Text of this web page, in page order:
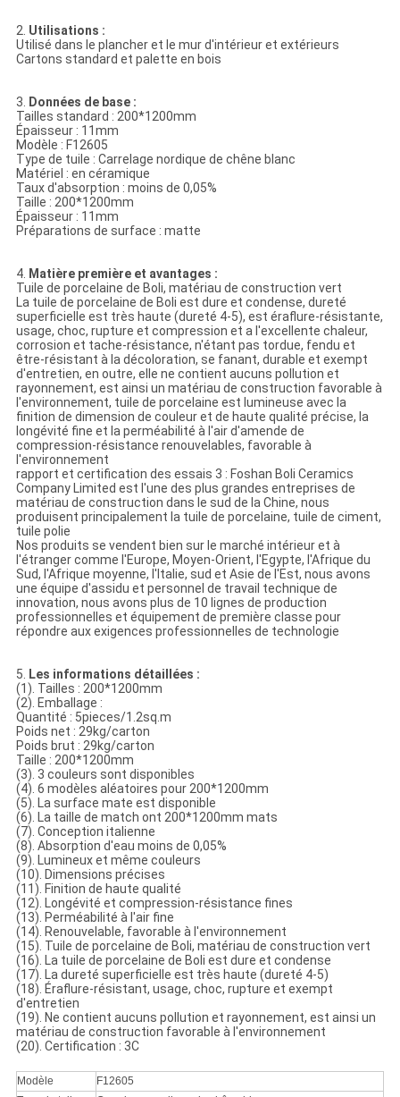
2. Utilisations :
Utilisé dans le plancher et le mur d'intérieur et extérieurs
Cartons standard et palette en bois
3. Données de base :
Tailles standard : 200*1200mm
Épaisseur : 11mm
Modèle : F12605
Type de tuile : Carrelage nordique de chêne blanc
Matériel : en céramique
Taux d'absorption : moins de 0,05%
Taille : 200*1200mm
Épaisseur : 11mm
Préparations de surface : matte
4. Matière première et avantages :
Tuile de porcelaine de Boli, matériau de construction vert
La tuile de porcelaine de Boli est dure et condense, dureté
superficielle est très haute (dureté 4-5), est éraflure-résistante,
usage, choc, rupture et compression et a l'excellente chaleur,
corrosion et tache-résistance, n'étant pas tordue, fendu et
être-résistant à la décoloration, se fanant, durable et exempt
d'entretien, en outre, elle ne contient aucuns pollution et
rayonnement, est ainsi un matériau de construction favorable à
l'environnement, tuile de porcelaine est lumineuse avec la
finition de dimension de couleur et de haute qualité précise, la
longévité fine et la perméabilité à l'air d'amende de
compression-résistance renouvelables, favorable à
l'environnement
rapport et certification des essais 3 : Foshan Boli Ceramics
Company Limited est l'une des plus grandes entreprises de
matériau de construction dans le sud de la Chine, nous
produisent principalement la tuile de porcelaine, tuile de ciment,
tuile polie
Nos produits se vendent bien sur le marché intérieur et à
l'étranger comme l'Europe, Moyen-Orient, l'Egypte, l'Afrique du
Sud, l'Afrique moyenne, l'Italie, sud et Asie de l'Est, nous avons
une équipe d'assidu et personnel de travail technique de
innovation, nous avons plus de 10 lignes de production
professionnelles et équipement de première classe pour
répondre aux exigences professionnelles de technologie
5. Les informations détaillées :
(1). Tailles : 200*1200mm
(2). Emballage :
Quantité : 5pieces/1.2sq.m
Poids net : 29kg/carton
Poids brut : 29kg/carton
Taille : 200*1200mm
(3). 3 couleurs sont disponibles
(4). 6 modèles aléatoires pour 200*1200mm
(5). La surface mate est disponible
(6). La taille de match ont 200*1200mm mats
(7). Conception italienne
(8). Absorption d'eau moins de 0,05%
(9). Lumineux et même couleurs
(10). Dimensions précises
(11). Finition de haute qualité
(12). Longévité et compression-résistance fines
(13). Perméabilité à l'air fine
(14). Renouvelable, favorable à l'environnement
(15). Tuile de porcelaine de Boli, matériau de construction vert
(16). La tuile de porcelaine de Boli est dure et condense
(17). La dureté superficielle est très haute (dureté 4-5)
(18). Éraflure-résistant, usage, choc, rupture et exempt
d'entretien
(19). Ne contient aucuns pollution et rayonnement, est ainsi un
matériau de construction favorable à l'environnement
(20). Certification : 3C
Modèle
F12605